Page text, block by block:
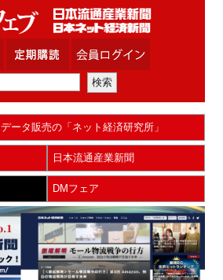
データ販売の「ネット経済研究所」
日本流通産業新聞
DMフェア